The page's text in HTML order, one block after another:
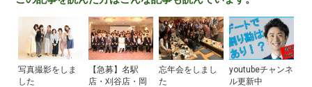
写真撮影をしま
した
【急募】名駅
店・刈谷店・岡
忘年会をしまし
た
youtubeチャンネ
ル更新中